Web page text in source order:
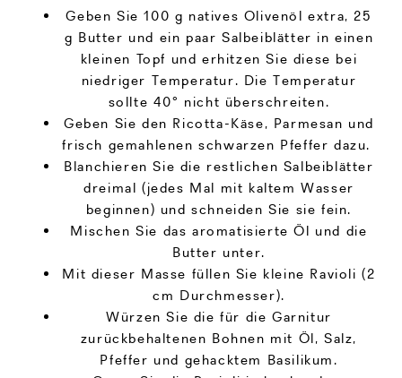
Geben Sie 100 g natives Olivenöl extra, 25
g Butter und ein paar Salbeiblätter in einen
kleinen Topf und erhitzen Sie diese bei
niedriger Temperatur. Die Temperatur
sollte 40° nicht überschreiten.
Geben Sie den Ricotta-Käse, Parmesan und
frisch gemahlenen schwarzen Pfeffer dazu.
Blanchieren Sie die restlichen Salbeiblätter
dreimal (jedes Mal mit kaltem Wasser
beginnen) und schneiden Sie sie fein.
Mischen Sie das aromatisierte Öl und die
Butter unter.
Mit dieser Masse füllen Sie kleine Ravioli (2
cm Durchmesser).
Würzen Sie die für die Garnitur
zurückbehaltenen Bohnen mit Öl, Salz,
Pfeffer und gehacktem Basilikum.